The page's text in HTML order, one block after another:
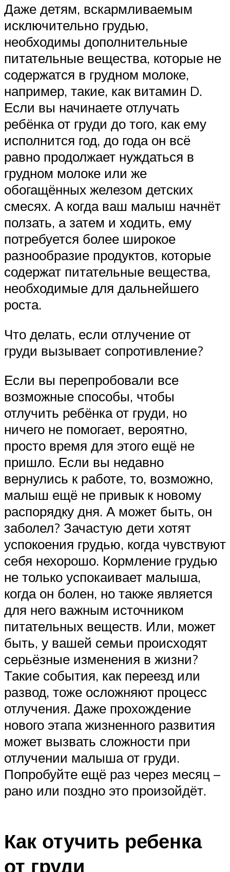
Даже детям, вскармливаемым
исключительно грудью,
необходимы дополнительные
питательные вещества, которые не
содержатся в грудном молоке,
например, такие, как витамин D.
Если вы начинаете отлучать
ребёнка от груди до того, как ему
исполнится год, до года он всё
равно продолжает нуждаться в
грудном молоке или же
обогащённых железом детских
смесях. А когда ваш малыш начнёт
ползать, а затем и ходить, ему
потребуется более широкое
разнообразие продуктов, которые
содержат питательные вещества,
необходимые для дальнейшего
роста.
Что делать, если отлучение от
груди вызывает сопротивление?
Если вы перепробовали все
возможные способы, чтобы
отлучить ребёнка от груди, но
ничего не помогает, вероятно,
просто время для этого ещё не
пришло. Если вы недавно
вернулись к работе, то, возможно,
малыш ещё не привык к новому
распорядку дня. А может быть, он
заболел? Зачастую дети хотят
успокоения грудью, когда чувствуют
себя нехорошо. Кормление грудью
не только успокаивает малыша,
когда он болен, но также является
для него важным источником
питательных веществ. Или, может
быть, у вашей семьи происходят
серьёзные изменения в жизни?
Такие события, как переезд или
развод, тоже осложняют процесс
отлучения. Даже прохождение
нового этапа жизненного развития
может вызвать сложности при
отлучении малыша от груди.
Попробуйте ещё раз через месяц –
рано или поздно это произойдёт.
Как отучить ребенка
от груди